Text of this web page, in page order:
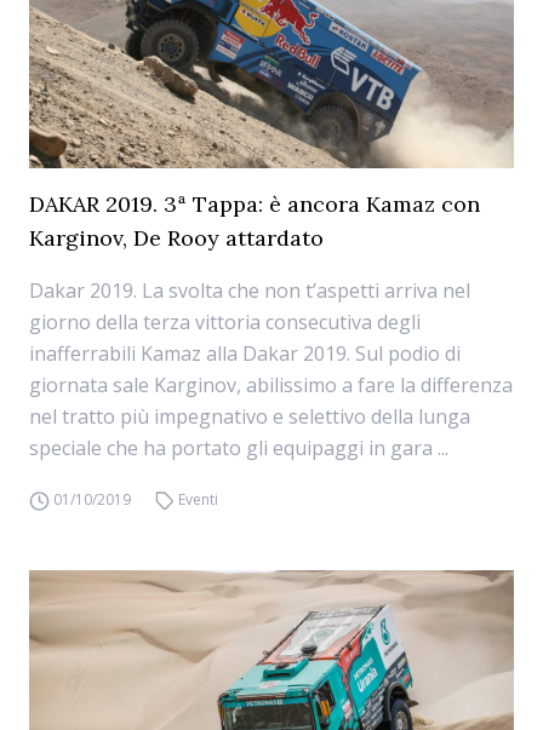
DAKAR 2019. 3ª Tappa: è ancora Kamaz con
Karginov, De Rooy attardato
Dakar 2019. La svolta che non t’aspetti arriva nel
giorno della terza vittoria consecutiva degli
inafferrabili Kamaz alla Dakar 2019. Sul podio di
giornata sale Karginov, abilissimo a fare la differenza
nel tratto più impegnativo e selettivo della lunga
speciale che ha portato gli equipaggi in gara ...
01/10/2019 Eventi